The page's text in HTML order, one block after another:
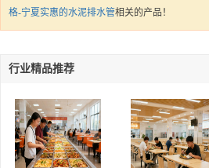
格-宁夏实惠的水泥排水管相关的产品！
行业精品推荐